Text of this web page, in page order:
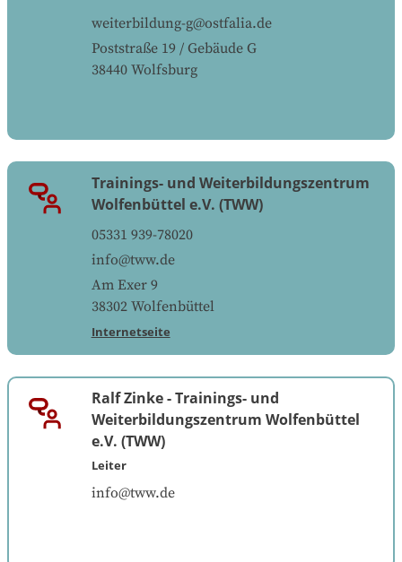
weiterbildung-g@ostfalia.de
Poststraße 19 / Gebäude G
38440 Wolfsburg
Trainings- und Weiterbildungszentrum
Wolfenbüttel e.V. (TWW)
05331 939-78020
info@tww.de
Am Exer 9
38302 Wolfenbüttel
Internetseite
Ralf Zinke -Trainings- und
Weiterbildungszentrum Wolfenbüttel
e.V. (TWW)
Leiter
info@tww.de